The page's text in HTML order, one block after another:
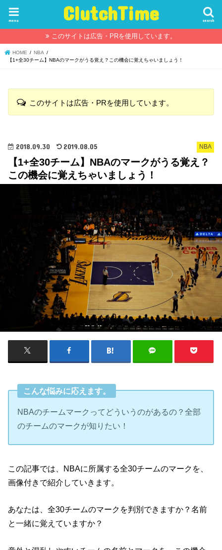
ClutchTime search
menu
このサイトは広告・PRを使用しています。
HOME
NBA
【1+全30チーム】NBAのマークがうる覚え？この機会に覚えちゃいましょう！
このサイトは広告・PRを使用しています。
NBA
2018.09.30 2019.08.05
【1+全30チーム】NBAのマークがうる覚え？
この機会に覚えちゃいましょう！
こんな悩みに応えます。
NBAのチームマークってどういうのがあるの？全部
のチームのマークが知りたい！
この記事では、NBAに所属する全30チームのマークを、
画像付きで紹介していきます。
あなたは、全30チームのマークを判別できますか？名前
と一緒に覚えていますか？